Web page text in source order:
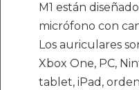
M1 están
micrófono con
Los auriculares
Xbox One, PC,
tablet, iPad,